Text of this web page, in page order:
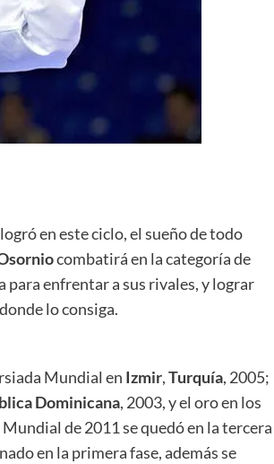
en este ciclo, el sueño de todo
combatirá en la categoría de
para enfrentar a sus rivales, y lograr
donde lo consiga.
Mundial en Izmir,Turquía, 2005;
Dominicana, 2003, y el oro en los
Mundial de 2011 se quedó en la tercera
en la primera fase, además se